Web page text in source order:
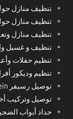
تنظيف منازل حولي 24 ساعة خدمة تنظيف المساجد
تنظيف منازل
تنظيف منازل
تنظيف و غسيل
تنظيم حفلات
تنظيم وديكور
توصيل رسيفر bein و تركيب ستلايت و رسيفرات في الكويت
توصيل وتركيب
حداد أبواب